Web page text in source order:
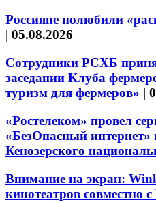
Россияне полюбили
| 05.08.2026
Сотрудники РСХБ
заседании Клуба
туризм для фермеров» |
«Ростелеком» провел
«БезОпасный интернет»
Кенозерского
Внимание на экран:
кинотеатров совместно